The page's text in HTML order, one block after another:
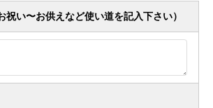
祝い〜お供えなど使い道を記入下さい）